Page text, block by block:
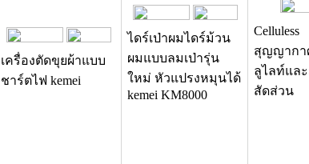
เครื่องตัดขุยผ้าแบบ
ชาร์ตไฟ kemei
ไดร์เป่าผมไดร์ม้วน
ผมแบบลมเป่ารุ่น
ใหม่ หัวแปรงหมุนได้
kemei KM8000
สุญญากา
ลูไลท์แล
สัดส่วน